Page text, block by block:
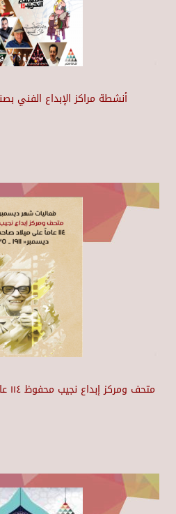
أنشطة مراكز الإبداع الفني
متحف ومركز إبداع نجيب محفوظ ١١٤ عاماً على ميلاد صاحب الثلاثية